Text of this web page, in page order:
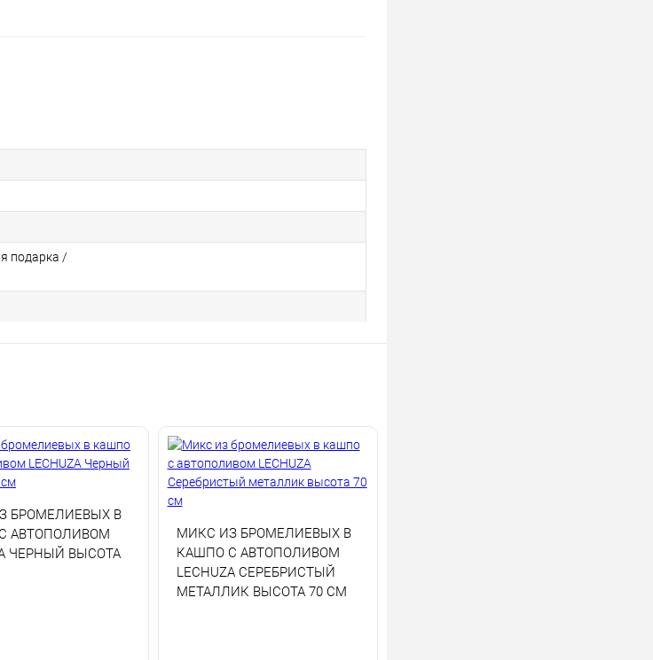
подарка /
БРОМЕЛИЕВЫХ В
АВТОПОЛИВОМ
ЧЕРНЫЙ ВЫСОТА
МИКС ИЗ БРОМЕЛИЕВЫХ В
КАШПО С АВТОПОЛИВОМ
LECHUZA СЕРЕБРИСТЫЙ
МЕТАЛЛИК ВЫСОТА 70 СМ